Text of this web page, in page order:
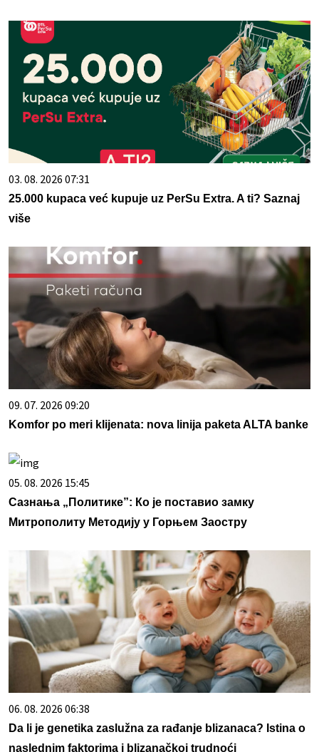
03. 08. 2026 07:31
25.000 kupaca već kupuje uz PerSu Extra. A ti? Saznaj
više
09. 07. 2026 09:20
Komfor po meri klijenata: nova linija paketa ALTA banke
05. 08. 2026 15:45
Сазнања „Политике”: Ко је поставио замку
Митрополиту Методију у Горњем Заостру
06. 08. 2026 06:38
Da li je genetika zaslužna za rađanje blizanaca? Istina o
naslednim faktorima i blizanačkoj trudnoći